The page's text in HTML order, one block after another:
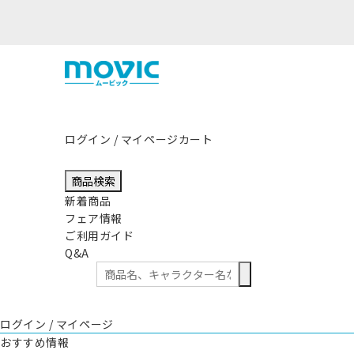
ログイン / マイページカート
商品検索
新着商品
フェア情報
ご利用ガイド
Q&A
ログイン / マイページ
おすすめ情報